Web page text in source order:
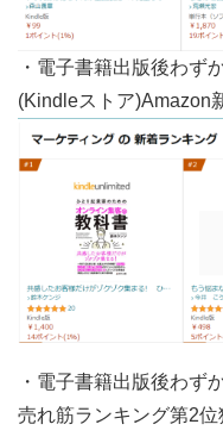
・電子書籍出版後わず
(Kindleストア)Amazon
・電子書籍出版後わず
売れ筋ランキング第2位